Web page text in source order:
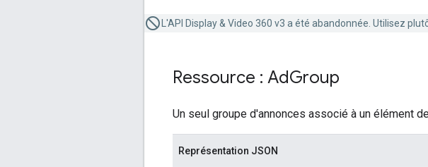
L'API Display & Video 360 v3 a été abandonnée. Utilisez
Ressource : AdGroup
Un seul groupe d'annonces associé à un élément
Représentation JSON